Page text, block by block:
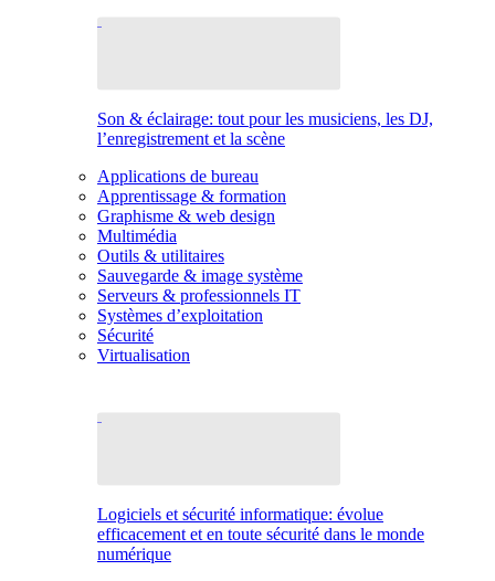
Son & éclairage: tout pour les musiciens, les DJ,
l’enregistrement et la scène
Applications de bureau
Apprentissage & formation
Graphisme & web design
Multimédia
Outils & utilitaires
Sauvegarde & image système
Serveurs & professionnels IT
Systèmes d’exploitation
Sécurité
Virtualisation
Logiciels et sécurité informatique: évolue
efficacement et en toute sécurité dans le monde
numérique